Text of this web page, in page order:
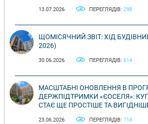
13.07.2026 ПЕРЕГЛЯДІВ: 298
ЩОМІСЯЧНИЙ ЗВІТ: ХІД
2026)
30.06.2026 ПЕРЕГЛЯДІВ: 614
МАСШТАБНІ ОНОВЛЕННЯ В
ДЕРЖПІДТРИМКИ «ЄОСЕЛЯ»:
СТАЄ ЩЕ ПРОСТІШЕ ТА
23.06.2026 ПЕРЕГЛЯДІВ: 718